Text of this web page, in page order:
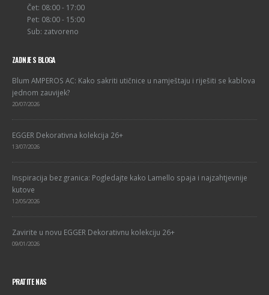
Čet: 08:00 - 17:00
Pet: 08:00 - 15:00
Sub: zatvoreno
ZADNJE S BLOGA
Blum AMPEROS AC: Kako sakriti utičnice u namještaju i riješiti se kablova
jednom zauvijek?
20/07/2026
EGGER Dekorativna kolekcija 26+
13/07/2026
Inspiracija bez granica: Pogledajte kako Lamello spaja i najzahtjevnije
kutove
12/05/2026
Zavirite u novu EGGER Dekorativnu kolekciju 26+
09/01/2026
PRATITE NAS